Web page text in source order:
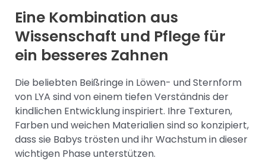
Eine Kombination aus
Wissenschaft und Pflege für
ein besseres Zahnen
Die beliebten Beißringe in Löwen- und Sternform
von LYA sind von einem tiefen Verständnis der
kindlichen Entwicklung inspiriert. Ihre Texturen,
Farben und weichen Materialien sind so konzipiert,
dass sie Babys trösten und ihr Wachstum in dieser
wichtigen Phase unterstützen.